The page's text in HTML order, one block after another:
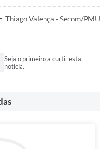
Thiago Valença - Secom/PMU
Seja o primeiro a curtir esta
notícia.